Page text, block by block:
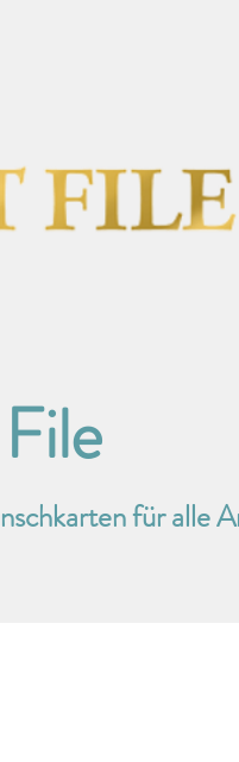
für alle